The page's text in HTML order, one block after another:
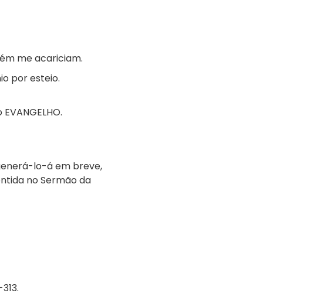
me acariciam.
por esteio.
lo-á em breve,
no Sermão da